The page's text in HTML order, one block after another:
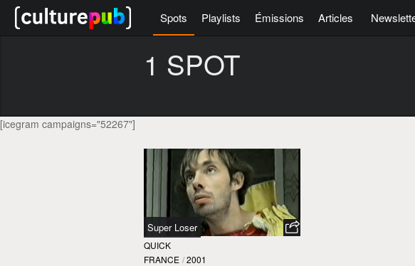
Spots Playlists Émissions Articles
1 SPOT
[icegram campaigns="52267"]
Super Loser
QUICK
FRANCE / 2001